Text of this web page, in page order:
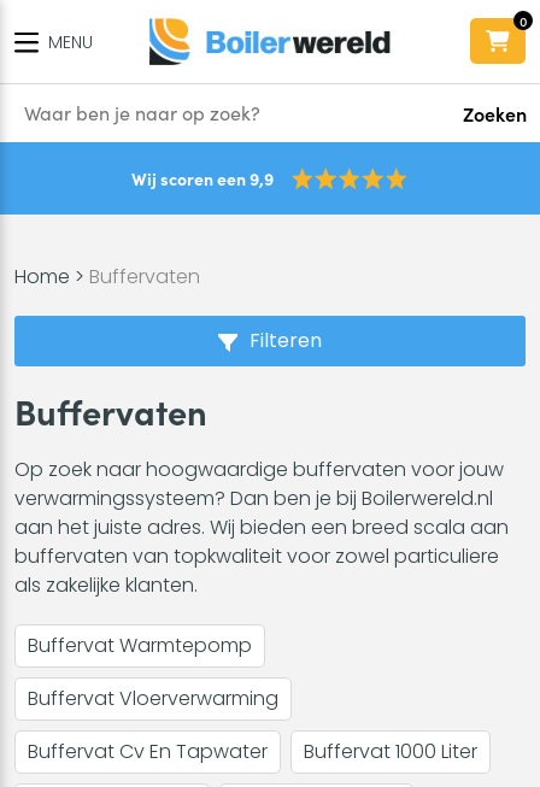
MENU
0
Zoeken
Wij scoren een 9,9
Home > Buffervaten
Filteren
Buffervaten
Op zoek naar hoogwaardige buffervaten voor jouw
verwarmingssysteem? Dan ben je bij Boilerwereld.nl
aan het juiste adres. Wij bieden een breed scala aan
buffervaten van topkwaliteit voor zowel particuliere
als zakelijke klanten.
Buffervat Warmtepomp
Buffervat Vloerverwarming
Buffervat Cv En Tapwater
Buffervat 1000 Liter